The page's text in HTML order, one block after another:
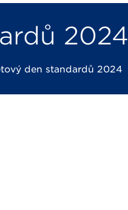
2024
den standardů 2024